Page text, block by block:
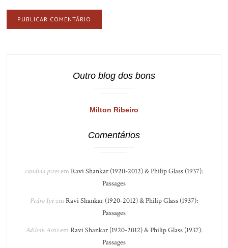
Outro blog dos bons
Milton Ribeiro
Comentários
candida piresem Ravi Shankar (1920-2012) & Philip Glass (1937):
Passages
Pedro Ipêem Ravi Shankar (1920-2012) & Philip Glass (1937):
Passages
Adilson Assisem Ravi Shankar (1920-2012) & Philip Glass (1937):
Passages